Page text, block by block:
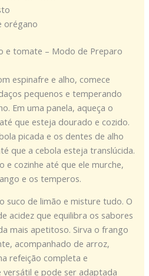
orégano
e tomate – Modo de Preparo
espinafre e alho, comece
pequenos e temperando
Em uma panela, aqueça o
que esteja dourado e cozido.
picada e os dentes de alho
que a cebola esteja translúcida.
e cozinhe até que ele murche,
e os temperos.
suco de limão e misture tudo. O
acidez que equilibra os sabores
mais apetitoso. Sirva o frango
acompanhado de arroz,
refeição completa e
versátil e pode ser adaptada